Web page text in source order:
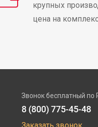
крупных
цена на
Звонок бесплатный по
8 (800) 775-45-48